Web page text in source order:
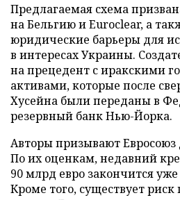
Предлагаемая схема
на Бельгию и Euroclear, а
юридические барьеры для
в интересах Украины.
на прецедент с иракскими
активами, которые после
Хусейна были переданы в
резервный банк Нью-Йорка.
Авторы призывают Евросоюз
По их оценкам, недавний
90 млрд евро закончится
Кроме того, существует риск